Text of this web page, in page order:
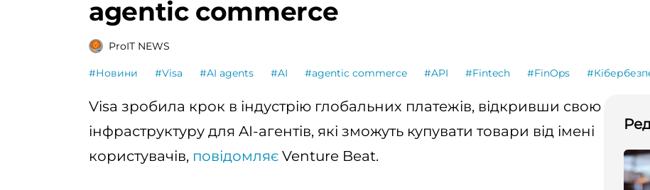
agentic commerce
ProIT NEWS
#Новини #Visa #AI agents #AI #agentic commerce #API #Fintech #FinOps
Visa зробила крок в індустрію глобальних платежів, відкривши свою
інфраструктуру для AI-агентів, які зможуть купувати товари від імені
користувачів, повідомляє Venture Beat.